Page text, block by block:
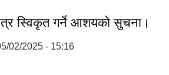
स्विकृत गर्ने आशयको सुचना।
02/2025 - 15:16